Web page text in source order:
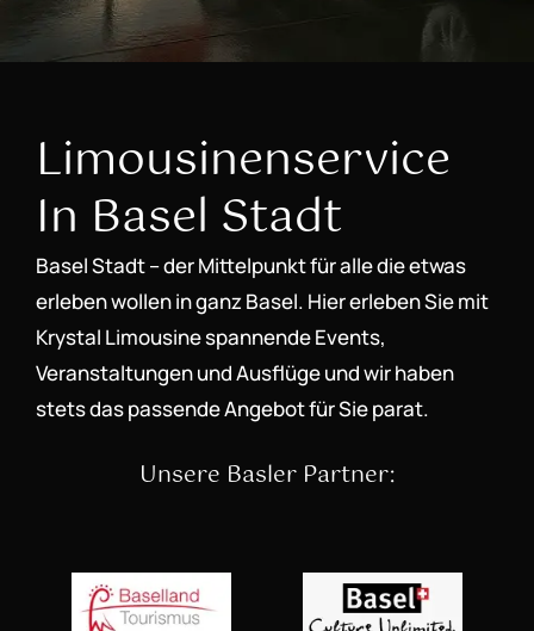
Limousinenservice
In Basel Stadt
Basel Stadt – der Mittelpunkt für alle die etwas
erleben wollen in ganz Basel. Hier erleben Sie mit
Krystal Limousine spannende Events,
Veranstaltungen und Ausflüge und wir haben
stets das passende Angebot für Sie parat.
Unsere Basler Partner: